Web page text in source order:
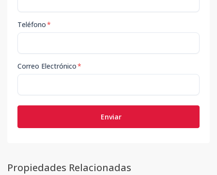
Teléfono*
Correo Electrónico*
Enviar
Propiedades Relacionadas